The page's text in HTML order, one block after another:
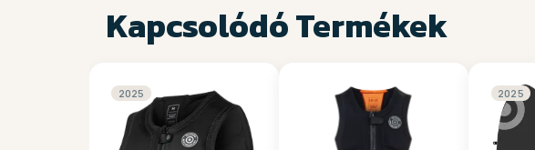
Kapcsolódó Termékek
2025 2025